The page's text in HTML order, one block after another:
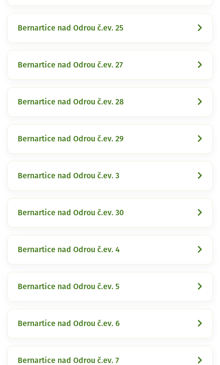
Bernartice nad Odrou č.ev. 25
Bernartice nad Odrou č.ev. 27
Bernartice nad Odrou č.ev. 28
Bernartice nad Odrou č.ev. 29
Bernartice nad Odrou č.ev. 3
Bernartice nad Odrou č.ev. 30
Bernartice nad Odrou č.ev. 4
Bernartice nad Odrou č.ev. 5
Bernartice nad Odrou č.ev. 6
Bernartice nad Odrou č.ev. 7